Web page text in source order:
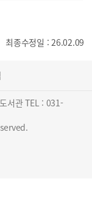
최종수정일 : 26.02.09
서관 TEL : 031-